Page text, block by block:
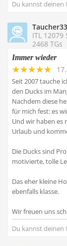
Du kannst deinen
ITL 12079
2468 TGs
Immer wieder
Seit 2007 tauche
den Ducks im
Nachdem diese
für mich fest: es
Und wir haben es
Urlaub und
Die Ducks sind
motivierte, tolle
Das eher kleine
ebenfalls klasse.
Wir freuen uns
Du kannst deinen